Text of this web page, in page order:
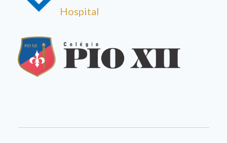
Hospital